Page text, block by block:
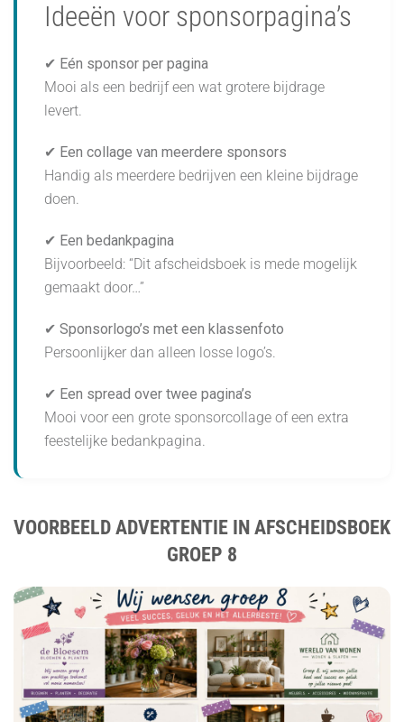
Ideeën voor sponsorpagina’s
✔ Eén sponsor per pagina
Mooi als een bedrijf een wat grotere bijdrage
levert.
✔ Een collage van meerdere sponsors
Handig als meerdere bedrijven een kleine bijdrage
doen.
✔ Een bedankpagina
Bijvoorbeeld: “Dit afscheidsboek is mede mogelijk
gemaakt door…”
✔ Sponsorlogo’s met een klassenfoto
Persoonlijker dan alleen losse logo’s.
✔ Een spread over twee pagina’s
Mooi voor een grote sponsorcollage of een extra
feestelijke bedankpagina.
VOORBEELD ADVERTENTIE IN AFSCHEIDSBOEK
GROEP 8